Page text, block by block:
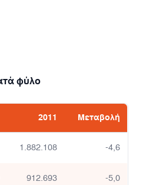
φύλο
2011 Μεταβολή
1.882.108 -4,6
912.693 -5,0